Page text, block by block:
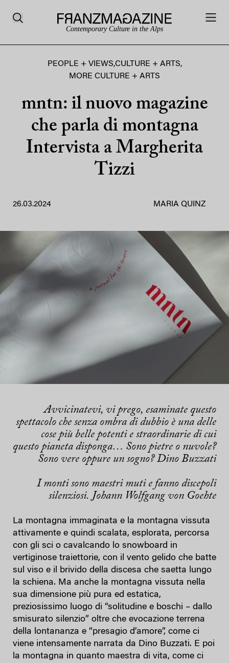
Contemporary Culture in the Alps
PEOPLE + VIEWS,CULTURE + ARTS,
MORE CULTURE + ARTS
mntn: il nuovo magazine
che parla di montagna
Intervista a Margherita
Tizzi
26.03.2024 MARIA QUINZ
Avvicinatevi, vi prego, esaminate questo
spettacolo che senza ombra di dubbio è una delle
cose più belle potenti e straordinarie di cui
questo pianeta disponga… Sono pietre o nuvole?
Sono vere oppure un sogno? Dino Buzzati
I monti sono maestri muti e fanno discepoli
silenziosi. Johann Wolfgang von Goehte
La montagna immaginata e la montagna vissuta
attivamente e quindi scalata, esplorata, percorsa
con gli sci o cavalcando lo snowboard in
vertiginose traiettorie, con il vento gelido che batte
sul viso e il brivido della discesa che saetta lungo
la schiena. Ma anche la montagna vissuta nella
sua dimensione più pura ed estatica,
preziosissimo luogo di “solitudine e boschi – dallo
smisurato silenzio” oltre che evocazione terrena
della lontananza e “presagio d’amore”, come ci
viene intensamente narrata da Dino Buzzati. E poi
la montagna in quanto maestra di vita, come ci